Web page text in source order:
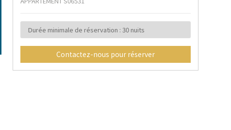
Durée minimale de réservation : 30 nuits
Contactez-nous pour réserver